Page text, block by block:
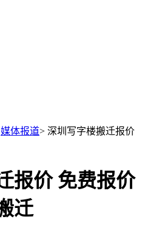
媒体报道> 深圳写字楼搬迁报价
报价 免费报价
迁